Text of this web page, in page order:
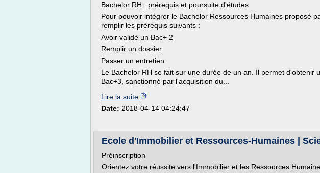
Bachelor RH : prérequis et poursuite d'études
Pour pouvoir intégrer le Bachelor Ressources Humaines proposé
remplir les prérequis suivants :
Avoir validé un Bac+ 2
Remplir un dossier
Passer un entretien
Le Bachelor RH se fait sur une durée de un an. Il permet d'obtenir
Bac+3, sanctionné par l'acquisition du...
Lire la suite
Date: 2018-04-14 04:24:47
Ecole d'Immobilier et Ressources-Humaines |
Préinscription
Orientez votre réussite vers l'Immobilier et les Ressources